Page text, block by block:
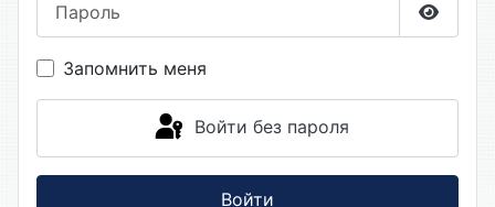
Запомнить меня
Войти без пароля
Войти